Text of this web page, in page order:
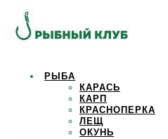
РЫБА
КАРАСЬ
КАРП
КРАСНОПЕРКА
ЛЕЩ
ОКУНЬ